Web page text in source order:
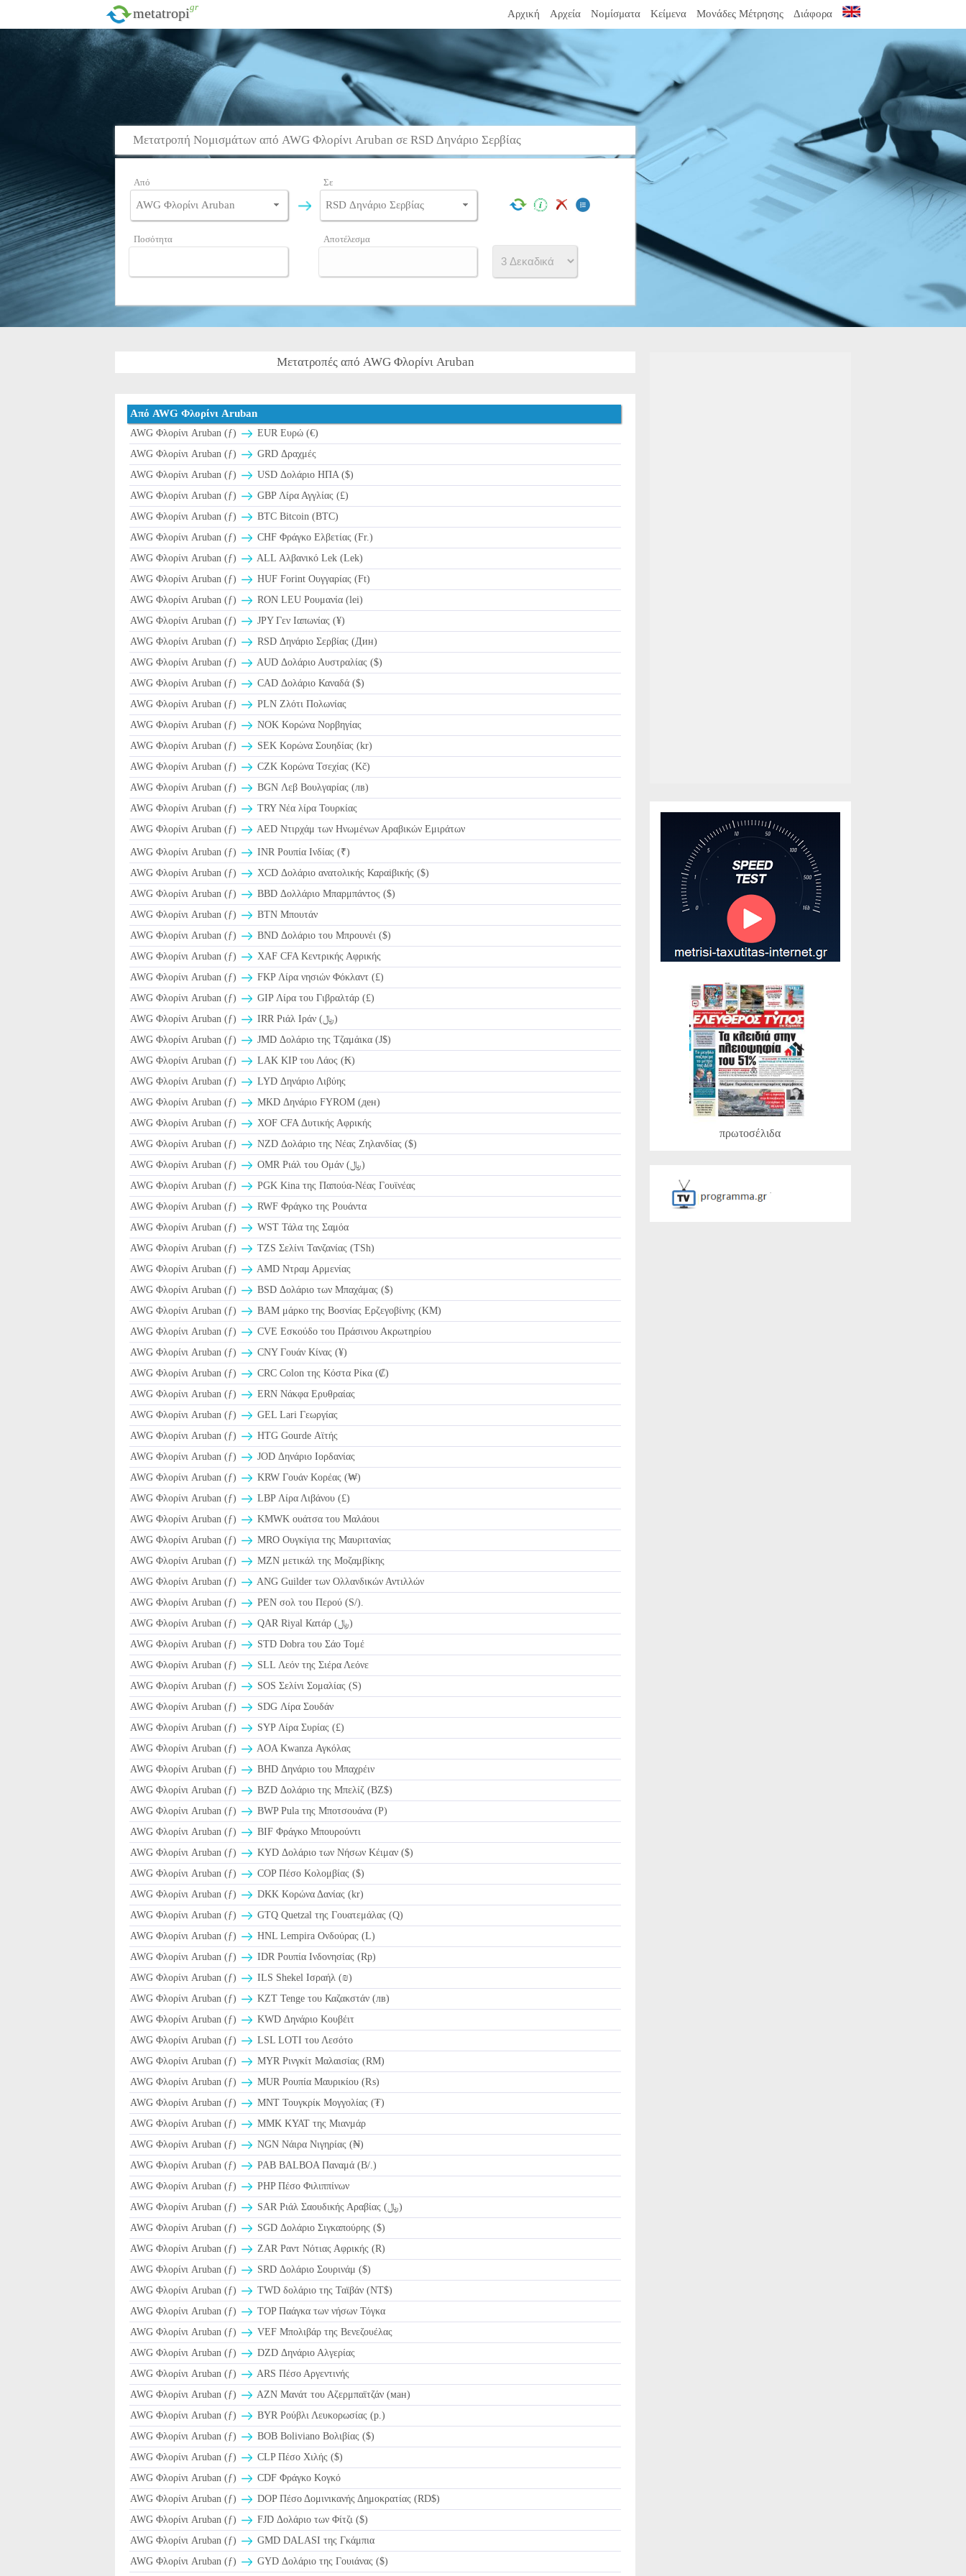
metatropi.gr
Αρχική Αρχεία Νομίσματα Κείμενα Μονάδες Μέτρησης Διάφορα
Μετατροπή Νομισμάτων από AWG Φλορίνι Aruban σε RSD Δηνάριο Σερβίας
Από Σε
Ποσότητα Αποτέλεσμα
Μετατροπές από AWG Φλορίνι Aruban
Από AWG Φλορίνι Aruban
AWG Φλορίνι Aruban (ƒ)
EUR Ευρώ (€)
AWG Φλορίνι Aruban (ƒ)
GRD Δραχμές
AWG Φλορίνι Aruban (ƒ)
USD Δολάριο ΗΠΑ ($)
AWG Φλορίνι Aruban (ƒ)
GBP Λίρα Αγγλίας (£)
AWG Φλορίνι Aruban (ƒ)
BTC Bitcoin (BTC)
AWG Φλορίνι Aruban (ƒ)
CHF Φράγκο Ελβετίας (Fr.)
AWG Φλορίνι Aruban (ƒ)
ALL Αλβανικό Lek (Lek)
AWG Φλορίνι Aruban (ƒ)
HUF Forint Ουγγαρίας (Ft)
AWG Φλορίνι Aruban (ƒ)
RON LEU Ρουμανία (lei)
AWG Φλορίνι Aruban (ƒ)
JPY Γεν Ιαπωνίας (¥)
AWG Φλορίνι Aruban (ƒ)
RSD Δηνάριο Σερβίας (Дин)
AWG Φλορίνι Aruban (ƒ)
AUD Δολάριο Αυστραλίας ($)
AWG Φλορίνι Aruban (ƒ)
CAD Δολάριο Καναδά ($)
AWG Φλορίνι Aruban (ƒ)
PLN Ζλότι Πολωνίας
AWG Φλορίνι Aruban (ƒ)
NOK Κορώνα Νορβηγίας
AWG Φλορίνι Aruban (ƒ)
SEK Κορώνα Σουηδίας (kr)
AWG Φλορίνι Aruban (ƒ)
CZK Κορώνα Τσεχίας (Kč)
AWG Φλορίνι Aruban (ƒ)
BGN Λεβ Βουλγαρίας (лв)
AWG Φλορίνι Aruban (ƒ)
TRY Νέα λίρα Τουρκίας
AWG Φλορίνι Aruban (ƒ)
AED Ντιρχάμ των Ηνωμένων Αραβικών Εμιράτων
AWG Φλορίνι Aruban (ƒ)
INR Ρουπία Ινδίας (₹)
AWG Φλορίνι Aruban (ƒ)
XCD Δολάριο ανατολικής Καραiβικής ($)
AWG Φλορίνι Aruban (ƒ)
BBD Δολλάριο Μπαρμπάντος ($)
AWG Φλορίνι Aruban (ƒ)
BTN Μπουτάν
AWG Φλορίνι Aruban (ƒ)
BND Δολάριο του Μπρουνέι ($)
AWG Φλορίνι Aruban (ƒ)
XAF CFA Κεντρικής Αφρικής
AWG Φλορίνι Aruban (ƒ)
FKP Λίρα νησιών Φόκλαντ (£)
AWG Φλορίνι Aruban (ƒ)
GIP Λίρα του Γιβραλτάρ (£)
AWG Φλορίνι Aruban (ƒ)
IRR Ριάλ Ιράν (﷼)
AWG Φλορίνι Aruban (ƒ)
JMD Δολάριο της Τζαμάικα (J$)
AWG Φλορίνι Aruban (ƒ)
LAK KIP του Λάος (₭)
AWG Φλορίνι Aruban (ƒ)
LYD Δηνάριο Λιβύης
AWG Φλορίνι Aruban (ƒ)
MKD Δηνάριο FYROM (ден)
AWG Φλορίνι Aruban (ƒ)
XOF CFA Δυτικής Αφρικής
AWG Φλορίνι Aruban (ƒ)
NZD Δολάριο της Νέας Ζηλανδίας ($)
AWG Φλορίνι Aruban (ƒ)
OMR Ριάλ του Ομάν (﷼)
AWG Φλορίνι Aruban (ƒ)
PGK Kina της Παπούα-Νέας Γουϊνέας
AWG Φλορίνι Aruban (ƒ)
RWF Φράγκο της Ρουάντα
AWG Φλορίνι Aruban (ƒ)
WST Τάλα της Σαμόα
AWG Φλορίνι Aruban (ƒ)
TZS Σελίνι Τανζανίας (TSh)
AWG Φλορίνι Aruban (ƒ)
AMD Ντραμ Αρμενίας
AWG Φλορίνι Aruban (ƒ)
BSD Δολάριο των Μπαχάμας ($)
AWG Φλορίνι Aruban (ƒ)
BAM μάρκο της Βοσνίας Ερζεγοβίνης (KM)
AWG Φλορίνι Aruban (ƒ)
CVE Εσκούδο του Πράσινου Ακρωτηρίου
AWG Φλορίνι Aruban (ƒ)
CNY Γουάν Κίνας (¥)
AWG Φλορίνι Aruban (ƒ)
CRC Colon της Κόστα Ρίκα (₡)
AWG Φλορίνι Aruban (ƒ)
ERN Νάκφα Ερυθραίας
AWG Φλορίνι Aruban (ƒ)
GEL Lari Γεωργίας
AWG Φλορίνι Aruban (ƒ)
HTG Gourde Αϊτής
AWG Φλορίνι Aruban (ƒ)
JOD Δηνάριο Ιορδανίας
AWG Φλορίνι Aruban (ƒ)
KRW Γουάν Κορέας (₩)
AWG Φλορίνι Aruban (ƒ)
LBP Λίρα Λιβάνου (£)
AWG Φλορίνι Aruban (ƒ)
ΚMWK ουάτσα του Μαλάουι
AWG Φλορίνι Aruban (ƒ)
MRO Ουγκίγια της Μαυριτανίας
AWG Φλορίνι Aruban (ƒ)
MZN μετικάλ της Μοζαμβίκης
AWG Φλορίνι Aruban (ƒ)
ANG Guilder των Ολλανδικών Αντιλλών
AWG Φλορίνι Aruban (ƒ)
PEN σολ του Περού (S/).
AWG Φλορίνι Aruban (ƒ)
QAR Riyal Κατάρ (﷼)
AWG Φλορίνι Aruban (ƒ)
STD Dobra του Σάο Τομέ
AWG Φλορίνι Aruban (ƒ)
SLL Λεόν της Σιέρα Λεόνε
AWG Φλορίνι Aruban (ƒ)
SOS Σελίνι Σομαλίας (S)
AWG Φλορίνι Aruban (ƒ)
SDG Λίρα Σουδάν
AWG Φλορίνι Aruban (ƒ)
SYP Λίρα Συρίας (£)
AWG Φλορίνι Aruban (ƒ)
AOA Kwanza Αγκόλας
AWG Φλορίνι Aruban (ƒ)
BHD Δηνάριο του Μπαχρέιν
AWG Φλορίνι Aruban (ƒ)
BZD Δολάριο της Μπελίζ (BZ$)
AWG Φλορίνι Aruban (ƒ)
BWP Pula της Μποτσουάνα (P)
AWG Φλορίνι Aruban (ƒ)
BIF Φράγκο Μπουρούντι
AWG Φλορίνι Aruban (ƒ)
KYD Δολάριο των Νήσων Κέιμαν ($)
AWG Φλορίνι Aruban (ƒ)
COP Πέσο Κολομβίας ($)
AWG Φλορίνι Aruban (ƒ)
DKK Κορώνα Δανίας (kr)
AWG Φλορίνι Aruban (ƒ)
GTQ Quetzal της Γουατεμάλας (Q)
AWG Φλορίνι Aruban (ƒ)
HNL Lempira Ονδούρας (L)
AWG Φλορίνι Aruban (ƒ)
IDR Ρουπία Ινδονησίας (Rp)
AWG Φλορίνι Aruban (ƒ)
ILS Shekel Ισραήλ (₪)
AWG Φλορίνι Aruban (ƒ)
KZT Tenge του Καζακστάν (лв)
AWG Φλορίνι Aruban (ƒ)
KWD Δηνάριο Κουβέιτ
AWG Φλορίνι Aruban (ƒ)
LSL LOTI του Λεσότο
AWG Φλορίνι Aruban (ƒ)
MYR Ρινγκίτ Μαλαισίας (RM)
AWG Φλορίνι Aruban (ƒ)
MUR Ρουπία Μαυρικίου (₨)
AWG Φλορίνι Aruban (ƒ)
MNT Τουγκρίκ Μογγολίας (₮)
AWG Φλορίνι Aruban (ƒ)
MMK KYAT της Μιανμάρ
AWG Φλορίνι Aruban (ƒ)
NGN Νάιρα Νιγηρίας (₦)
AWG Φλορίνι Aruban (ƒ)
PAB BALBOA Παναμά (B/.)
AWG Φλορίνι Aruban (ƒ)
PHP Πέσο Φιλιππίνων
AWG Φλορίνι Aruban (ƒ)
SAR Ριάλ Σαουδικής Αραβίας (﷼)
AWG Φλορίνι Aruban (ƒ)
SGD Δολάριο Σιγκαπούρης ($)
AWG Φλορίνι Aruban (ƒ)
ZAR Ραντ Νότιας Αφρικής (R)
AWG Φλορίνι Aruban (ƒ)
SRD Δολάριο Σουρινάμ ($)
AWG Φλορίνι Aruban (ƒ)
TWD δολάριο της Ταϊβάν (NT$)
AWG Φλορίνι Aruban (ƒ)
TOP Παάγκα των νήσων Τόγκα
AWG Φλορίνι Aruban (ƒ)
VEF Μπολιβάρ της Βενεζουέλας
AWG Φλορίνι Aruban (ƒ)
DZD Δηνάριο Αλγερίας
AWG Φλορίνι Aruban (ƒ)
ARS Πέσο Αργεντινής
AWG Φλορίνι Aruban (ƒ)
AZN Μανάτ του Αζερμπαϊτζάν (ман)
AWG Φλορίνι Aruban (ƒ)
BYR Ρούβλι Λευκορωσίας (p.)
AWG Φλορίνι Aruban (ƒ)
BOB Boliviano Βολιβίας ($)
AWG Φλορίνι Aruban (ƒ)
CLP Πέσο Χιλής ($)
AWG Φλορίνι Aruban (ƒ)
CDF Φράγκο Κογκό
AWG Φλορίνι Aruban (ƒ)
DOP Πέσο Δομινικανής Δημοκρατίας (RD$)
AWG Φλορίνι Aruban (ƒ)
FJD Δολάριο των Φίτζι ($)
AWG Φλορίνι Aruban (ƒ)
GMD DALASI της Γκάμπια
AWG Φλορίνι Aruban (ƒ)
GYD Δολάριο της Γουιάνας ($)
πρωτοσέλιδα